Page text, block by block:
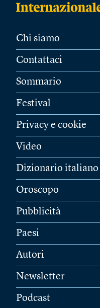
Chi siamo
Contattaci
Sommario
Festival
Privacy e cookie
Video
Dizionario italiano
Oroscopo
Pubblicità
Paesi
Autori
Newsletter
Podcast